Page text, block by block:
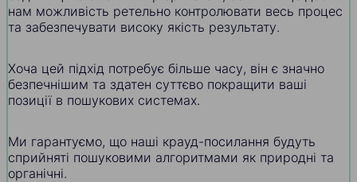
нам можливість ретельно контролювати весь процес
та забезпечувати високу якість результату.
Хоча цей підхід потребує більше часу, він є значно
безпечнішим та здатен суттєво покращити ваші
позиції в пошукових системах.
Ми гарантуємо, що наші крауд-посилання будуть
сприйняті пошуковими алгоритмами як природні та
органічні.